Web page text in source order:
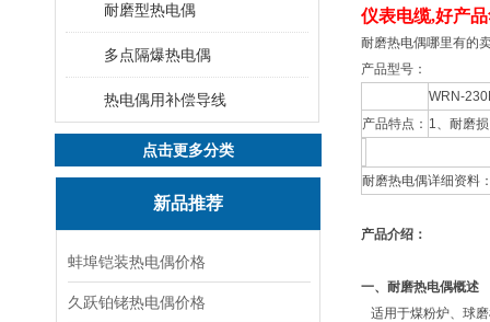
耐磨型热电偶
多点隔爆热电偶
热电偶用补偿导线
点击更多分类
新品推荐
蚌埠铠装热电偶价格
久跃铂铑热电偶价格
仪表电缆,好产
耐磨热电偶哪里有的
产品型号：
WRN-
产品特点： 1、耐磨
耐磨热电偶详细资料
产品介绍：
一、耐磨热电偶概述
适用于煤粉炉、球